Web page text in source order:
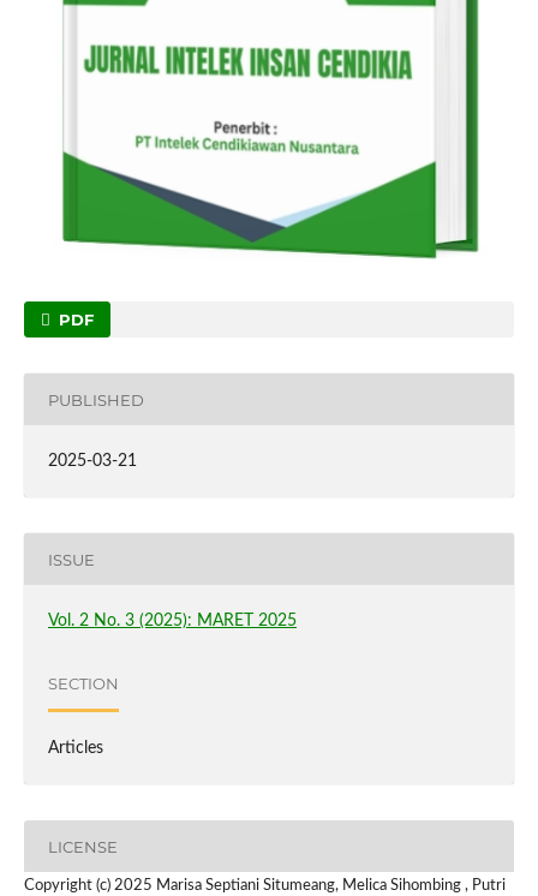
PDF
PUBLISHED
2025-03-21
ISSUE
Vol. 2 No. 3 (2025): MARET 2025
SECTION
Articles
LICENSE
Copyright (c) 2025 Marisa Septiani Situmeang, Melica Sihombing , Putri